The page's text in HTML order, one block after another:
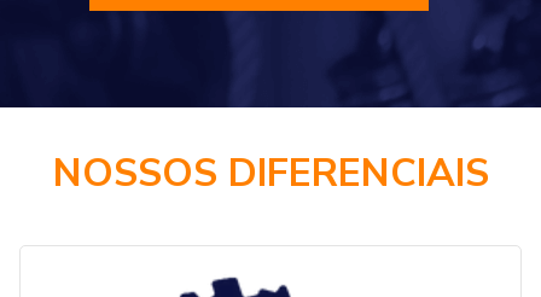
NOSSOS DIFERENCIAIS